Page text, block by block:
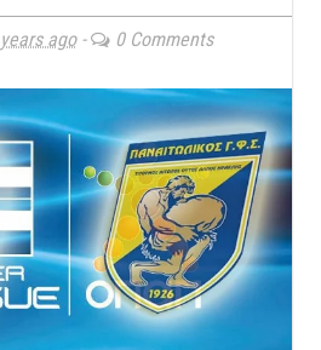
ago- 0 Comments